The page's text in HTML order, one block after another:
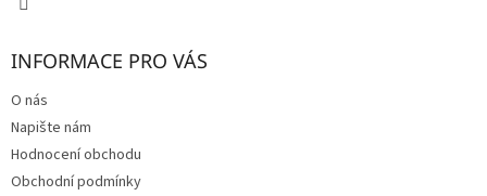
INFORMACE PRO VÁS
O nás
Napište nám
Hodnocení obchodu
Obchodní podmínky